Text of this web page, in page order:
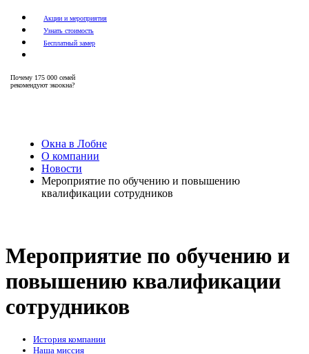
Акции и мероприятия
Узнать стоимость
Бесплатный замер
Почему 175 000 семей
рекомендуют экоокна?
Окна в Лобне
О компании
Новости
Мероприятие по обучению и повышению
квалификации сотрудников
Мероприятие по обучению и
повышению квалификации
сотрудников
История компании
Наша миссия